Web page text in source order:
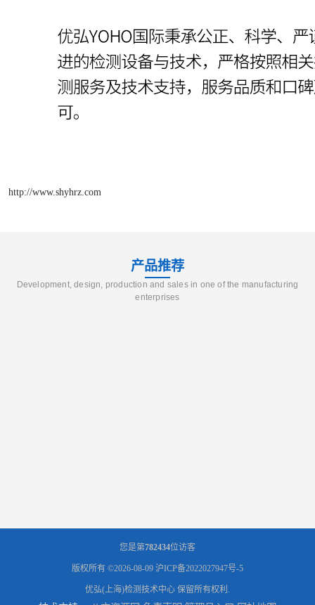
http://www.shyhrz.com
产品推荐
Development, design, production and sales in one of the manufacturing
enterprises
您是第782434位访客
版权所有 ©2026-08-09 沪ICP备2022027947号-5
优弘(上海)检测技术中心 保留所有权利.